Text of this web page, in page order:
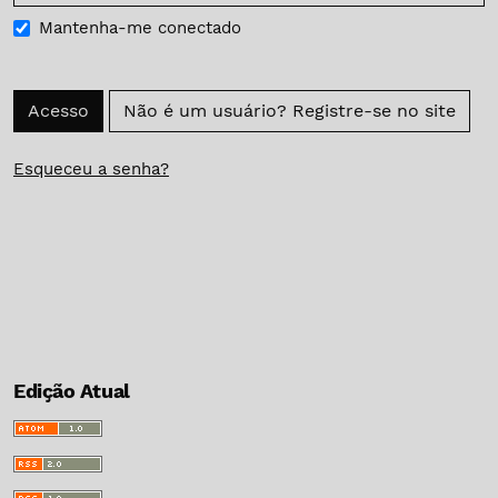
Mantenha-me conectado
Acesso Não é um usuário? Registre-se no site
Esqueceu a senha?
Edição Atual